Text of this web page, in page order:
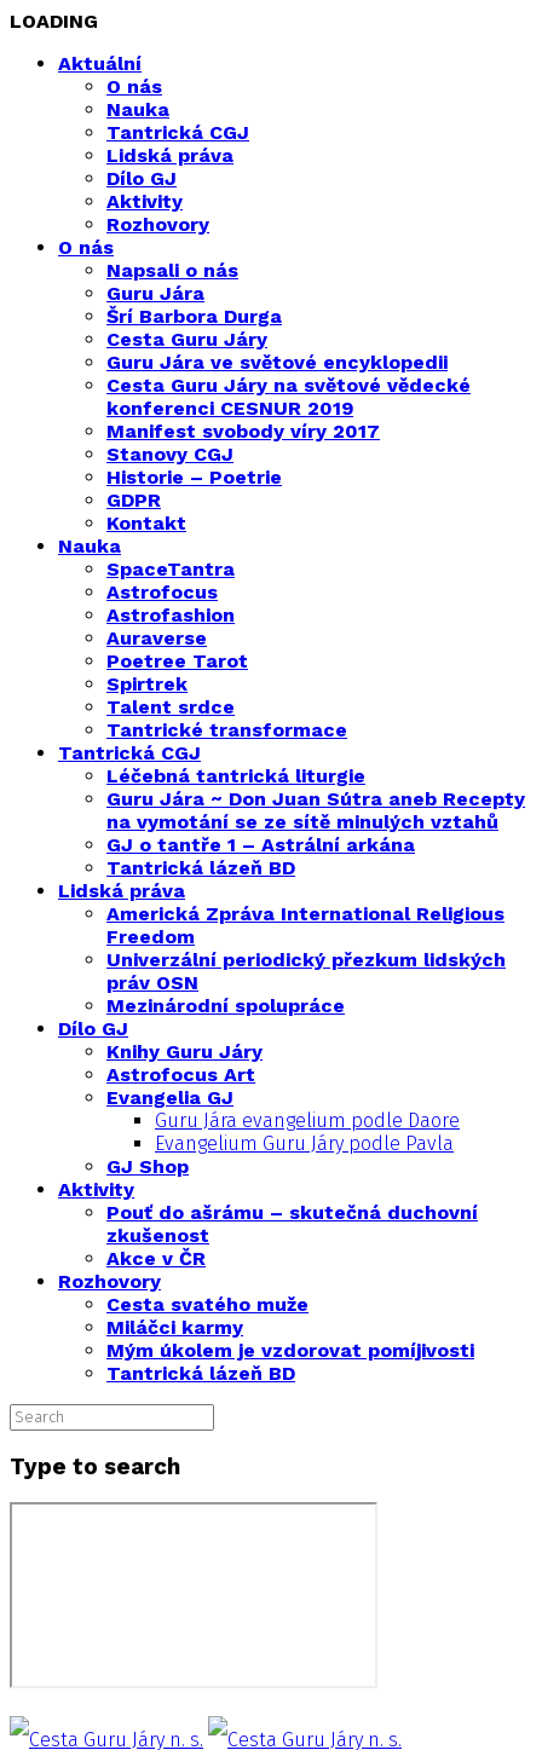
LOADING
Aktuální
O nás
Nauka
Tantrická CGJ
Lidská práva
Dílo GJ
Aktivity
Rozhovory
O nás
Napsali o nás
Guru Jára
Šrí Barbora Durga
Cesta Guru Járy
Guru Jára ve světové encyklopedii
Cesta Guru Járy na světové vědecké
konferenci CESNUR 2019
Manifest svobody víry 2017
Stanovy CGJ
Historie – Poetrie
GDPR
Kontakt
Nauka
SpaceTantra
Astrofocus
Astrofashion
Auraverse
Poetree Tarot
Spirtrek
Talent srdce
Tantrické transformace
Tantrická CGJ
Léčebná tantrická liturgie
Guru Jára ~ Don Juan Sútra aneb Recepty
na vymotání se ze sítě minulých vztahů
GJ o tantře 1 – Astrální arkána
Tantrická lázeň BD
Lidská práva
Americká Zpráva International Religious
Freedom
Univerzální periodický přezkum lidských
práv OSN
Mezinárodní spolupráce
Dílo GJ
Knihy Guru Járy
Astrofocus Art
Evangelia GJ
Guru Jára evangelium podle Daore
Evangelium Guru Járy podle Pavla
GJ Shop
Aktivity
Pouť do ašrámu – skutečná duchovní
zkušenost
Akce v ČR
Rozhovory
Cesta svatého muže
Miláčci karmy
Mým úkolem je vzdorovat pomíjivosti
Tantrická lázeň BD
Type to search